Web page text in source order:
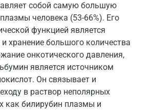
собой самую большую
человека (53-66%). Его
функцией является
хранение большого количества
онкотического давления,
является источником
Он связывает и
в раствор неполярных
как билирубин плазмы и